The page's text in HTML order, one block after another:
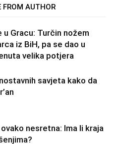
FROM AUTHOR
u Gracu: Turčin nožem
iz BiH, pa se dao u
velika potjera
savjeta kako da
nesretna: Ima li kraja